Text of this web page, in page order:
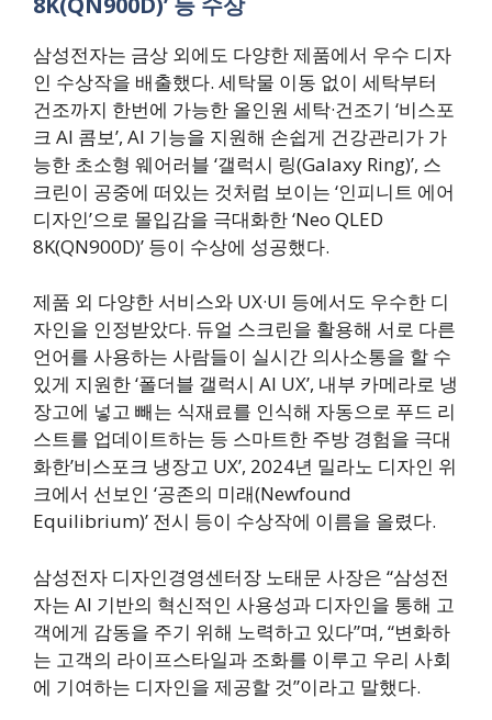
삼성전자는 금상 외에도 다양한 제품에서 우수 디자
인 수상작을 배출했다. 세탁물 이동 없이 세탁부터
건조까지 한번에 가능한 올인원 세탁·건조기 ‘비스포
크 AI 콤보’, AI 기능을 지원해 손쉽게 건강관리가 가
능한 초소형 웨어러블 ‘갤럭시 링(Galaxy Ring)’, 스
크린이 공중에 떠있는 것처럼 보이는 ‘인피니트 에어
디자인’으로 몰입감을 극대화한 ‘Neo QLED
8K(QN900D)’ 등이 수상에 성공했다.
제품 외 다양한 서비스와 UX·UI 등에서도 우수한 디
자인을 인정받았다. 듀얼 스크린을 활용해 서로 다른
언어를 사용하는 사람들이 실시간 의사소통을 할 수
있게 지원한 ‘폴더블 갤럭시 AI UX’, 내부 카메라로 냉
장고에 넣고 빼는 식재료를 인식해 자동으로 푸드 리
스트를 업데이트하는 등 스마트한 주방 경험을 극대
화한’비스포크 냉장고 UX’, 2024년 밀라노 디자인 위
크에서 선보인 ‘공존의 미래(Newfound
Equilibrium)’ 전시 등이 수상작에 이름을 올렸다.
삼성전자 디자인경영센터장 노태문 사장은 “삼성전
자는 AI 기반의 혁신적인 사용성과 디자인을 통해 고
객에게 감동을 주기 위해 노력하고 있다”며, “변화하
는 고객의 라이프스타일과 조화를 이루고 우리 사회
에 기여하는 디자인을 제공할 것”이라고 말했다.